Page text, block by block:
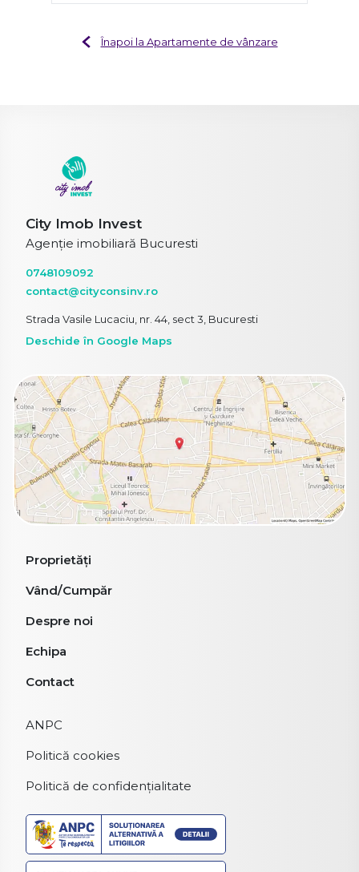
Înapoi la Apartamente de vânzare
City Imob Invest
Agenție imobiliară Bucuresti
0748109092
contact@cityconsinv.ro
Strada Vasile Lucaciu, nr. 44, sect 3, Bucuresti
Deschide în Google Maps
Proprietăți
Vând/Cumpăr
Despre noi
Echipa
Contact
ANPC
Politică cookies
Politică de confidențialitate